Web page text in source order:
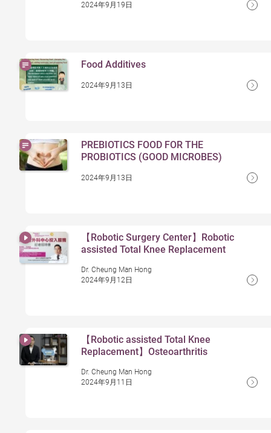
2024年9月19日
Food Additives
2024年9月13日
PREBIOTICS FOOD FOR THE
PROBIOTICS (GOOD MICROBES)
2024年9月13日
【Robotic Surgery Center】Robotic
assisted Total Knee Replacement
Dr. Cheung Man Hong
2024年9月12日
【Robotic assisted Total Knee
Replacement】Osteoarthritis
Dr. Cheung Man Hong
2024年9月11日